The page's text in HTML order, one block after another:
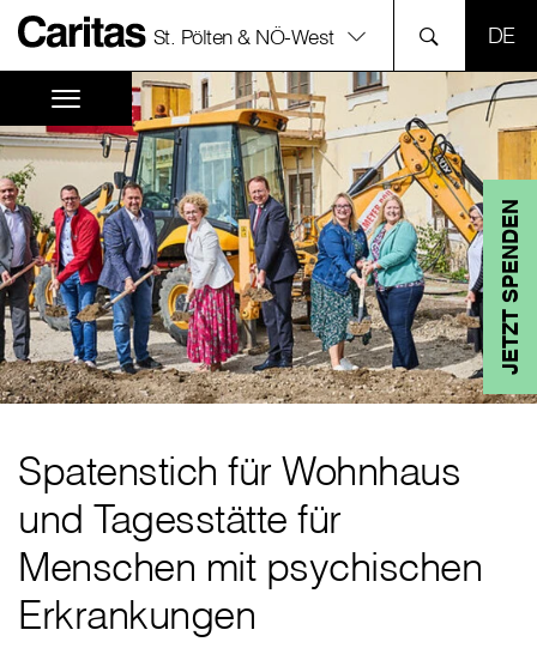
St. Pölten & NÖ-West
JETZT SPENDEN
Spatenstich für Wohnhaus
und Tagesstätte für
Menschen mit psychischen
Erkrankungen